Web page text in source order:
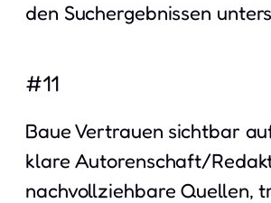
den Suchergebnissen
#11
Baue Vertrauen sichtbar
klare Autorenschaft/
nachvollziehbare Quellen,